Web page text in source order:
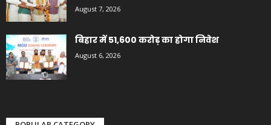
August 7, 2026
बिहार में 51,600 करोड़ का होगा निवेश
August 6, 2026